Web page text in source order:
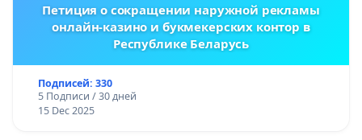
Петиция о сокращении наружной рекламы
онлайн-казино и букмекерских контор в
Республике Беларусь
Подписей: 330
5 Подписи / 30 дней
15 Dec 2025